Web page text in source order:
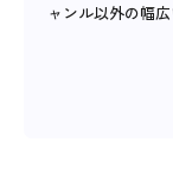
ャンル以外の幅